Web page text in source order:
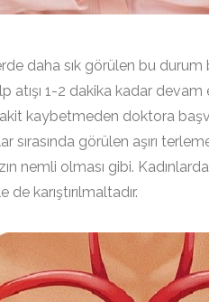
daha sık görülen bu
atışı 1-2 dakika kadar
kaybetmeden doktora
sırasında görülen aşırı
nemli olması gibi.
karıştırılmaltadır.